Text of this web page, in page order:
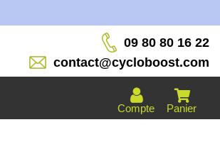
batteries sont fabriquées dans nos
09 80 80 16 22
contact@cycloboost.com
Panier
Compte